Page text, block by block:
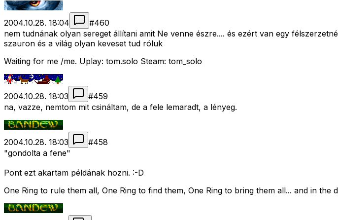
2004.10.28. 18:04 #460
nem tudnának olyan sereget állítani amit Ne venne észre.... és ezért van egy
szauron és a világ olyan keveset tud róluk
Waiting for me /me. Uplay: tom.solo Steam: tom_solo
2004.10.28. 18:03 #459
na, vazze, nemtom mit csináltam, de a fele lemaradt, a lényeg.
2004.10.28. 18:03 #458
"gondolta a fene"
Pont ezt akartam példának hozni. :-D
One Ring to rule them all, One Ring to find them, One Ring to bring them all... and in the